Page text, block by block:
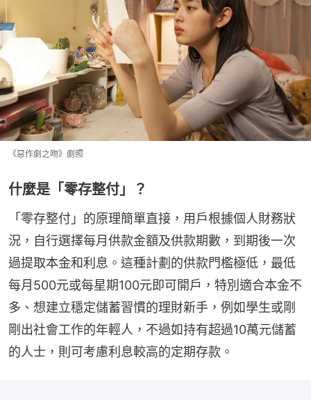
《惡作劇之吻》劇照
什麼是「零存整付」？
「零存整付」的原理簡單直接，用戶根據個人財務狀
況，自行選擇每月供款金額及供款期數，到期後一次
過提取本金和利息。這種計劃的供款門檻極低，最低
每月500元或每星期100元即可開戶，特別適合本金不
多、想建立穩定儲蓄習慣的理財新手，例如學生或剛
剛出社會工作的年輕人，不過如持有超過10萬元儲蓄
的人士，則可考慮利息較高的定期存款。